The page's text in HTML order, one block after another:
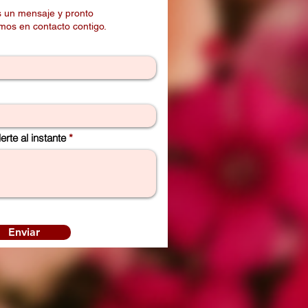
un mensaje y pronto
en contacto contigo.
al instante
Enviar